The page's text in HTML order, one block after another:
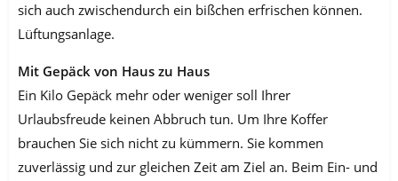
sich auch zwischendurch ein bißchen erfrischen kön­nen.
Lüftungsanlage.
Mit Gepäck von Haus zu Haus
Ein Kilo Gepäck mehr oder weniger soll Ihrer
Urlaubsfreude keinen Abbruch tun. Um Ihre Koffer
brauchen Sie sich nicht zu kümmern. Sie kommen
zuverlässig und zur gleichen Zeit am Ziel an. Beim Ein- und